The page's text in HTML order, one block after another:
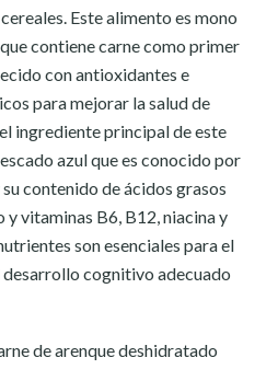
Este alimento es mono
contiene carne como primer
con antioxidantes e
para mejorar la salud de
ingrediente principal de este
azul que es conocido por
contenido de ácidos grasos
vitaminas B6, B12, niacina y
son esenciales para el
cognitivo adecuado
de arenque deshidratado